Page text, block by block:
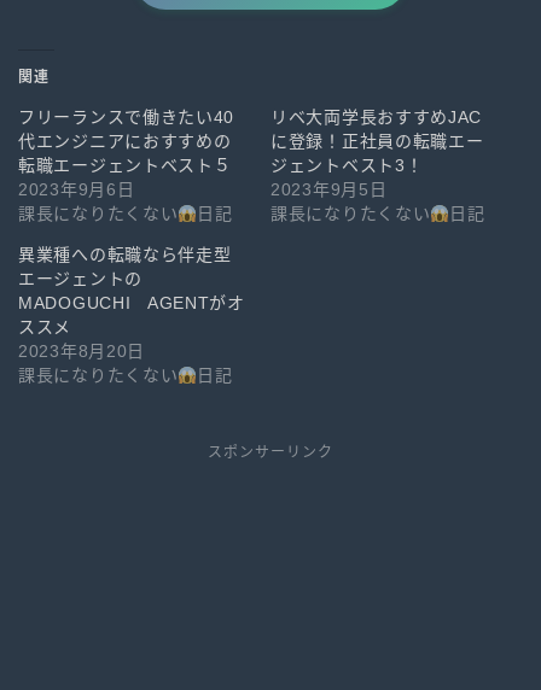
関連
フリーランスで働きたい40
代エンジニアにおすすめの
転職エージェントベスト５
2023年9月6日
課長になりたくない
日記
リベ大両学長おすすめJAC
に登録！正社員の転職エー
ジェントベスト3！
2023年9月5日
課長になりたくない
日記
異業種への転職なら伴走型
エージェントの
MADOGUCHI AGENTがオ
ススメ
2023年8月20日
課長になりたくない
日記
スポンサーリンク